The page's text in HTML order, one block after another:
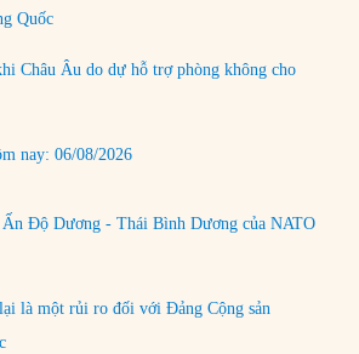
Quốc
Châu Âu do dự hỗ trợ phòng không cho
nay: 06/08/2026
Độ Dương - Thái Bình Dương của NATO
là một rủi ro đối với Đảng Cộng sản